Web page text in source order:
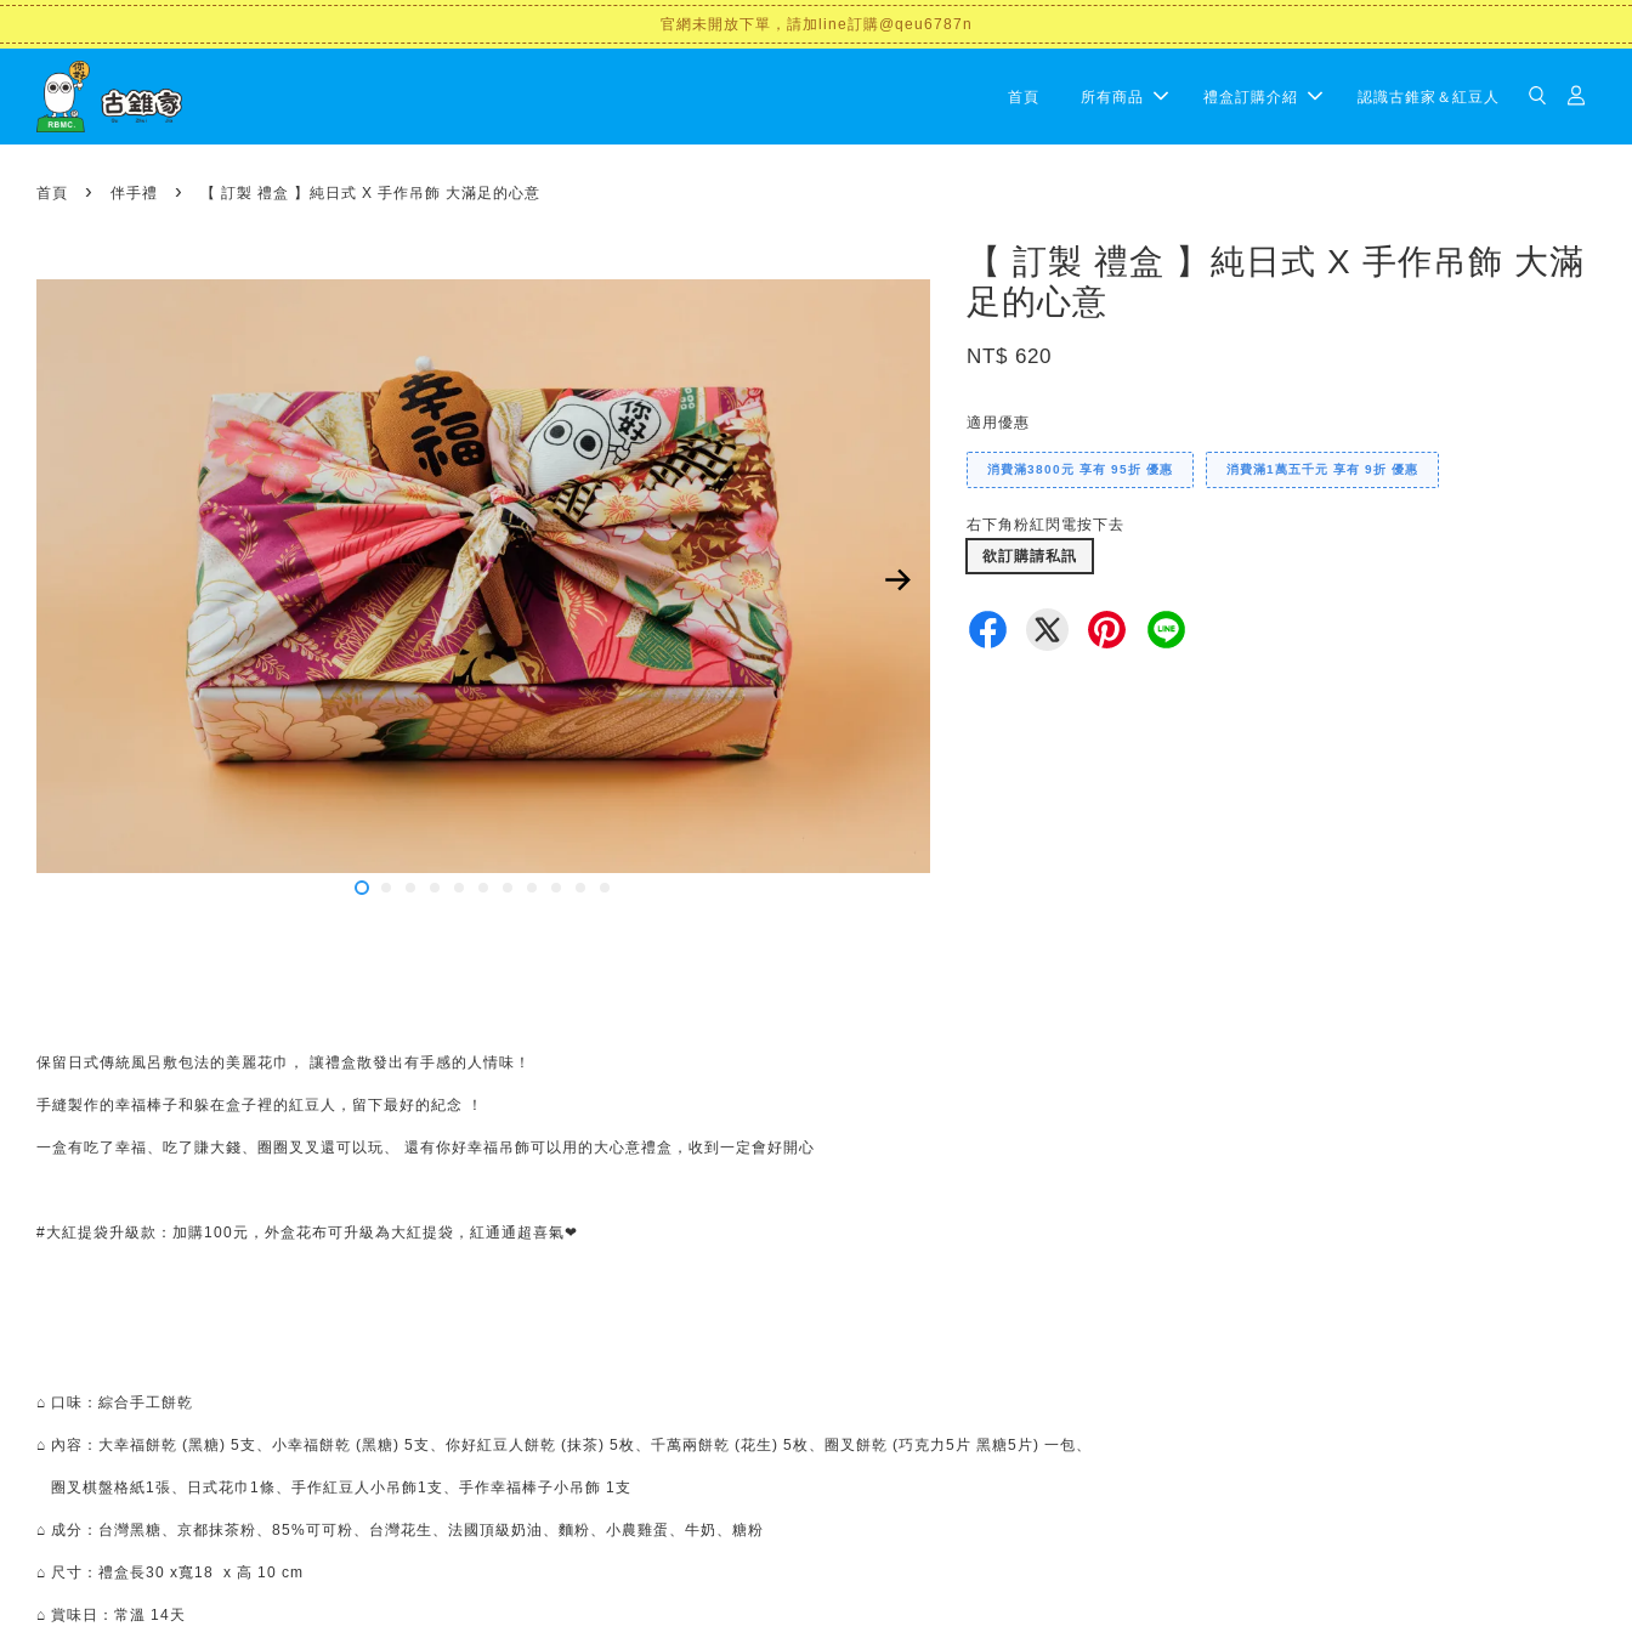
官網未開放下單，請加line訂購@qeu6787n
首頁 所有商品 禮盒訂購介紹 認識古錐家＆紅豆人
首頁 › 伴手禮 › 【 訂製 禮盒 】純日式 X 手作吊飾 大滿足的心意
【 訂製 禮盒 】純日式 X 手作吊飾 大滿
足的心意
NT$ 620
適用優惠
消費滿3800元 享有 95折 優惠 消費滿1萬五千元 享有 9折 優惠
右下角粉紅閃電按下去
欲訂購請私訊
保留日式傳統風呂敷包法的美麗花巾， 讓禮盒散發出有手感的人情味！
手縫製作的幸福棒子和躲在盒子裡的紅豆人，留下最好的紀念 ！
一盒有吃了幸福、吃了賺大錢、圈圈叉叉還可以玩、 還有你好幸福吊飾可以用的大心意禮盒，收到一定會好開心
#大紅提袋升級款：加購100元，外盒花布可升級為大紅提袋，紅通通超喜氣❤
⌂ 口味：綜合手工餅乾
⌂ 內容：大幸福餅乾 (黑糖) 5支、小幸福餅乾 (黑糖) 5支、你好紅豆人餅乾 (抹茶) 5枚、千萬兩餅乾 (花生) 5枚、圈叉餅乾 (巧克力5片 黑糖5片) 一包、
圈叉棋盤格紙1張、日式花巾1條、手作紅豆人小吊飾1支、手作幸福棒子小吊飾 1支
⌂ 成分：台灣黑糖、京都抹茶粉、85%可可粉、台灣花生、法國頂級奶油、麵粉、小農雞蛋、牛奶、糖粉
⌂ 尺寸：禮盒長30 x寬18 x 高 10 cm
⌂ 賞味日：常溫 14天